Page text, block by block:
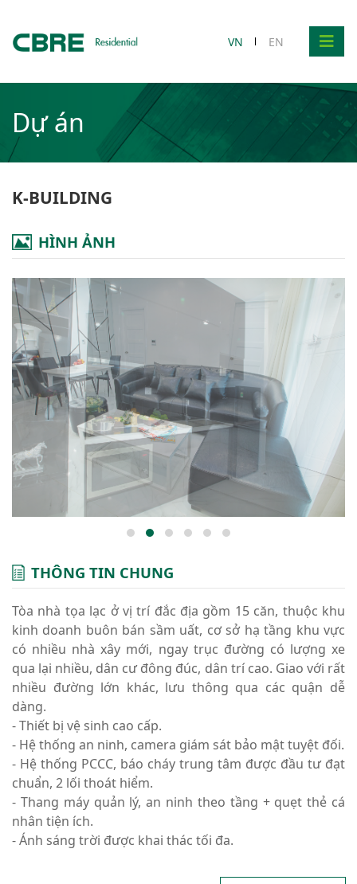
VN EN
Dự án
K-BUILDING
HÌNH ẢNH
THÔNG TIN CHUNG
Tòa nhà tọa lạc ở vị trí đắc địa gồm 15 căn, thuộc khu
kinh doanh buôn bán sầm uất, cơ sở hạ tầng khu vực
có nhiều nhà xây mới, ngay trục đường có lượng xe
qua lại nhiều, dân cư đông đúc, dân trí cao. Giao với rất
nhiều đường lớn khác, lưu thông qua các quận dễ
dàng.
- Thiết bị vệ sinh cao cấp.
- Hệ thống an ninh, camera giám sát bảo mật tuyệt đối.
- Hệ thống PCCC, báo cháy trung tâm được đầu tư đạt
chuẩn, 2 lối thoát hiểm.
- Thang máy quản lý, an ninh theo tầng + quẹt thẻ cá
nhân tiện ích.
- Ánh sáng trời được khai thác tối đa.